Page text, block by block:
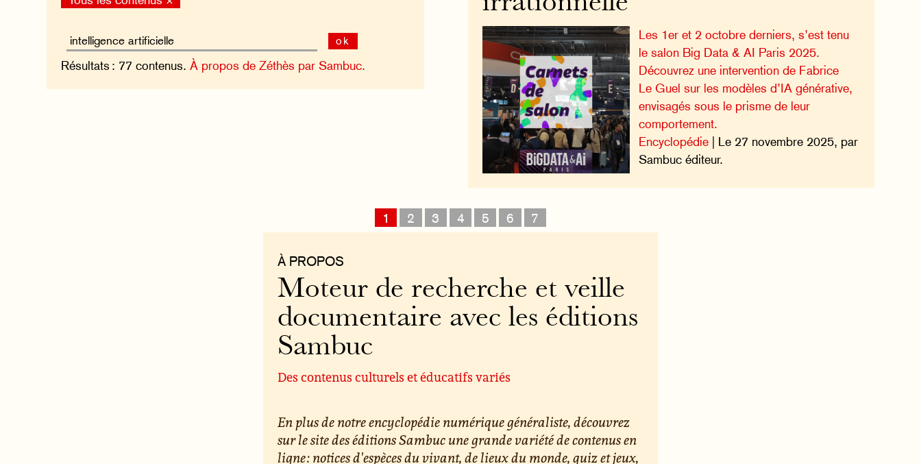
Les 1er et 2 octobre derniers, s’est tenu
le salon Big Data & AI Paris 2025.
Découvrez une intervention de Fabrice
Le Guel sur les modèles d’IA générative,
envisagés sous le prisme de leur
comportement.
Encyclopédie | Le 27 novembre 2025, par
Sambuc éditeur.
ok
Résultats : 77 contenus. À propos de Zéthès par Sambuc.
1 2 3 4 5 6 7
À PROPOS
Moteur de recherche et veille
documentaire avec les éditions
Sambuc
Des contenus culturels et éducatifs variés
En plus de notre encyclopédie numérique généraliste, découvrez
sur le site des éditions Sambuc une grande variété de contenus en
ligne : notices d'espèces du vivant, de lieux du monde, quiz et jeux,